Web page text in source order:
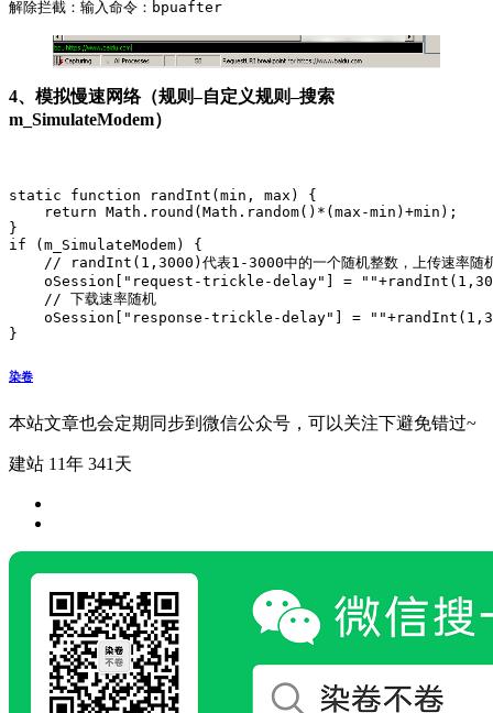
解除拦截：输入命令：bpuafter
4、模拟慢速网络（规则–自定义规则–搜索
m_SimulateModem）
static function randInt(min, max) {
    return Math.round(Math.random()*(max-min)+min);
}
if (m_SimulateModem) {
// randInt(1,3000)代表1-3000中的一个随机整数，上传速率随
oSession["request-trickle-delay"] =
    // 下载速率随机
oSession["response-trickle-delay"] =
}
染卷
本站文章也会定期同步到微信公众号，可以关注下避免错过~
建站 11年 341天